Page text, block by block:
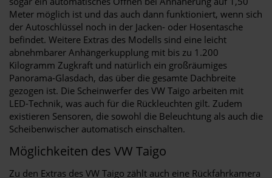
Meter möglich ist und das auch dann funktioniert, wenn sich
der Autoschlüssel noch in der Jacken- oder Hosentasche
befindet. Weitere Extras des Modells sind eine leicht
abnehmbarer Anhängerkupplung mit bis zu 1.200
Kilogramm Zugkraft und natürlich ein großräumiges
Panorama-Glasdach, das über die gesamte Dachbreite
gezogen ist. Die Scheinwerfer des VW Taigo arbeiten mit
LED-Technik, was auch für die Rückleuchten gilt. Zudem
existieren Sensoren, die sowohl die Beleuchtung als auch die
Scheibenwischer automatisch einschalten.
Möglichkeiten des VW Taigo
Zu den Extras des VW Taigo zählt auch eine Rückfahrkamera